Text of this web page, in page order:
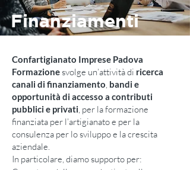
Finanziamenti
Confartigianato Imprese Padova
Formazionesvolge un’attività di ricerca
canali di finanziamento, bandi e
opportunità di accesso a contributi
pubblici e privati, per la formazione
finanziata per l’artigianato e per la
consulenza per lo sviluppo e la crescita
aziendale.
In particolare, diamo supporto per: